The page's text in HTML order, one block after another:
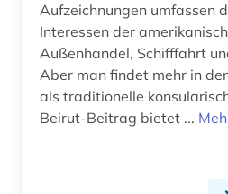
Aufzeichnungen umfassen
Interessen der
Außenhandel, Schifffahrt
Aber man findet mehr in
als traditionelle
Beirut-Beitrag bietet ...